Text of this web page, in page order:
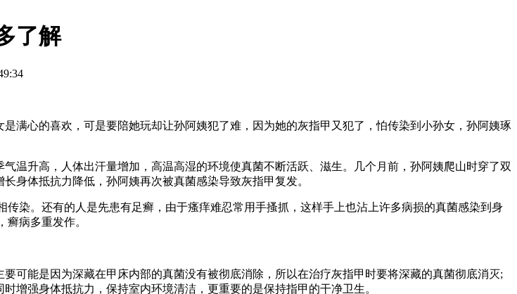
了解
心的喜欢，可是要陪她玩却让孙阿姨犯了难，因为她的灰指甲又犯了，怕传染到小孙女，孙阿姨琢
升高，人体出汗量增加，高温高湿的环境使真菌不断活跃、滋生。几个月前，孙阿姨爬山时穿了双
身体抵抗力降低，孙阿姨再次被真菌感染导致灰指甲复发。
。还有的人是先患有足癣，由于瘙痒难忍常用手搔抓，这样手上也沾上许多病损的真菌感染到身
病多重发作。
能是因为深藏在甲床内部的真菌没有被彻底消除，所以在治疗灰指甲时要将深藏的真菌彻底消灭;
增强身体抵抗力，保持室内环境清洁，更重要的是保持指甲的干净卫生。